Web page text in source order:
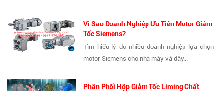
Vì Sao Doanh Nghiệp Ưu Tiên Motor Giảm
Tốc Siemens?
Tìm hiểu lý do nhiều doanh nghiệp lựa chọn
motor Siemens cho nhà máy và dây...
Phân Phối Hộp Giảm Tốc Liming Chất